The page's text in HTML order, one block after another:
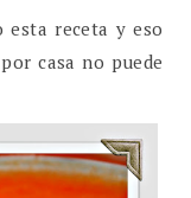
esta receta y eso
casa no puede